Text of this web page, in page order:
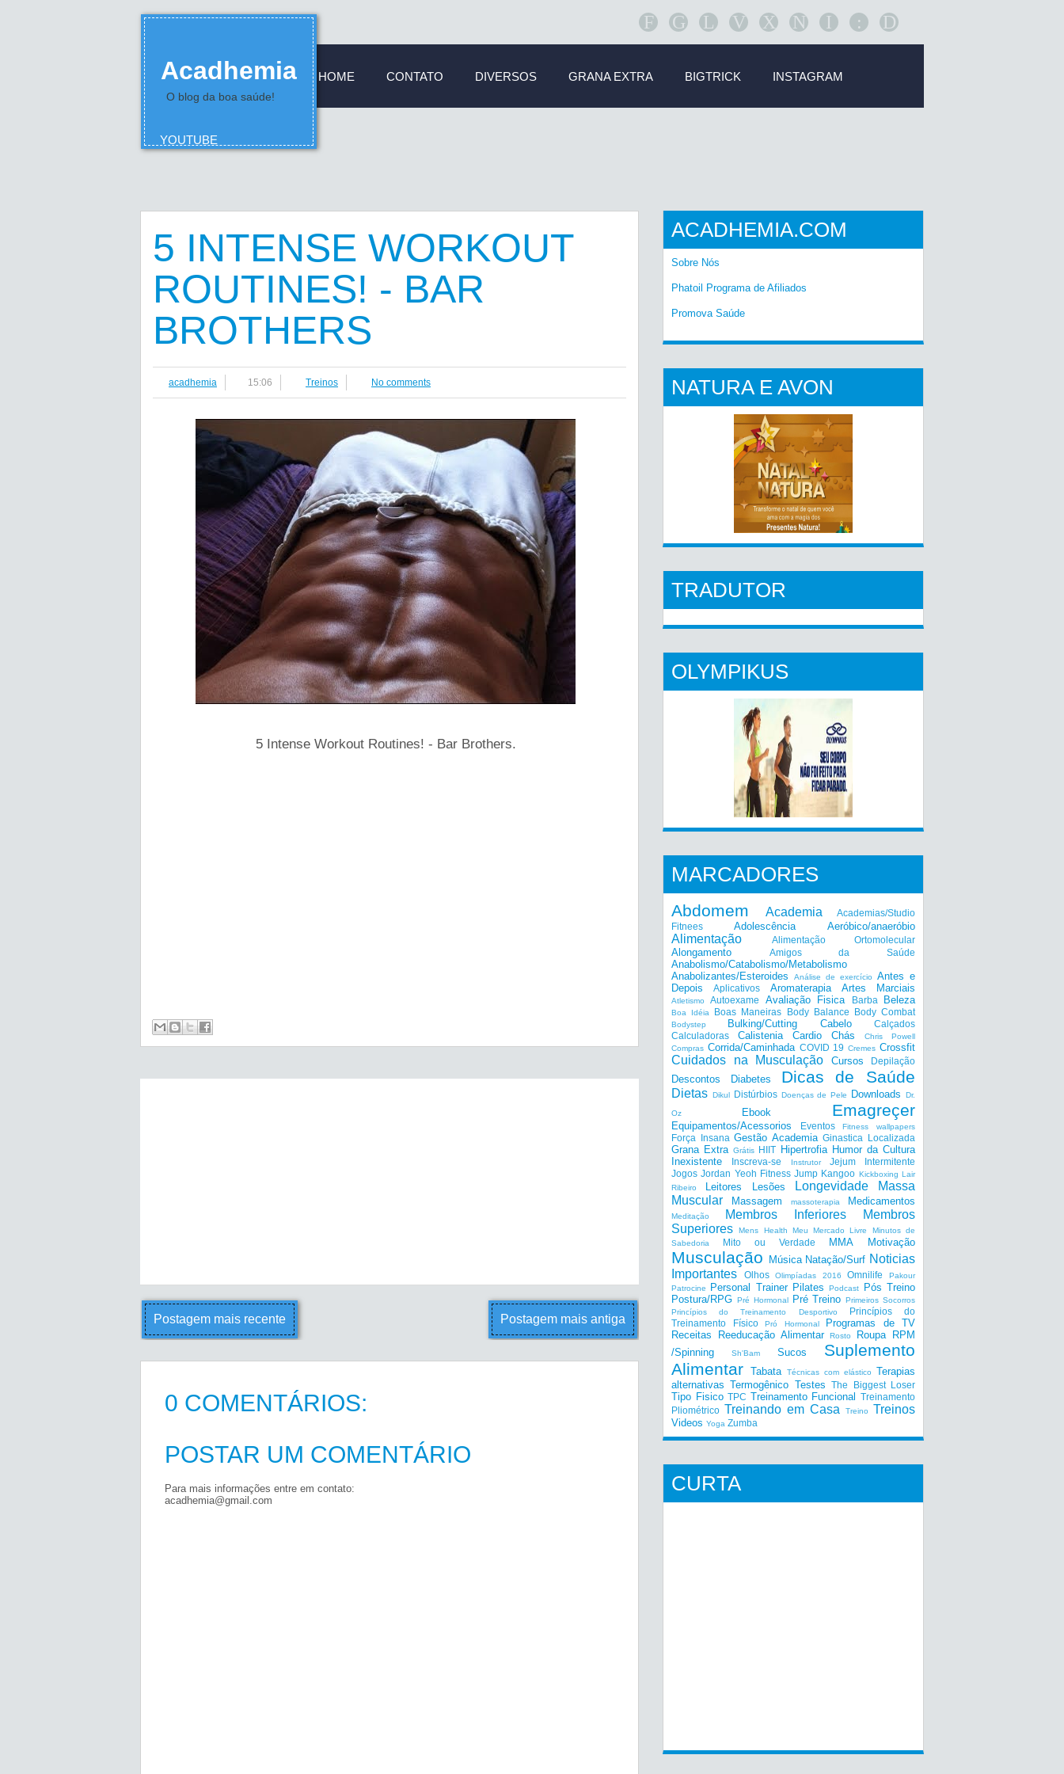
F G L V X N I : D
Acadhemia
O blog da boa saúde!
HOME CONTATO DIVERSOS GRANA EXTRA BIGTRICK INSTAGRAM
YOUTUBE
5 INTENSE WORKOUT
ROUTINES! - BAR
BROTHERS
acadhemia 15:06 Treinos No comments
5 Intense Workout Routines! - Bar Brothers.
Postagem mais recente Postagem mais antiga
0 COMENTÁRIOS:
POSTAR UM COMENTÁRIO
Para mais informações entre em contato:
acadhemia@gmail.com
ACADHEMIA.COM
Sobre Nós
Phatoil Programa de Afiliados
Promova Saúde
NATURA E AVON
TRADUTOR
OLYMPIKUS
MARCADORES
Abdomem Academia
Academias/Studio
Fitnees
Adolescência Aeróbico/anaeróbio
Alimentação Alimentação Ortomolecular
Alongamento Amigos da Saúde
Anabolismo/Catabolismo/Metabolismo
Anabolizantes/Esteroides
Análise de exercício
Antes e
Depois
Aplicativos Aromaterapia Artes Marciais
Atletismo Autoexame Avaliação Fisica Barba Beleza
Boa Idéia Boas Maneiras Body Balance Body Combat
Bodystep Bulking/Cutting Cabelo
Calçados
Calculadoras
Calistenia Cardio Chás
Chris Powell
Compras Corrida/Caminhada COVID 19 Cremes Crossfit
Cuidados na Musculação Cursos Depilação
Descontos Diabetes Dicas de Saúde
Dietas Dikul Distúrbios Doenças de Pele Downloads Dr.
Oz Ebook Emagreçer
Equipamentos/Acessorios Eventos Fitness wallpapers
Força Insana Gestão Academia Ginastica Localizada
Grana Extra Grátis HIIT Hipertrofia Humor da Cultura
Inexistente
Inscreva-se Instrutor
Jejum Intermitente
Jogos Jordan Yeoh Fitness Jump Kangoo Kickboxing Lair
Ribeiro
Leitores Lesões Longevidade
Massa
Muscular
Massagem massoterapia Medicamentos
Meditação Membros Inferiores
Membros
Superiores
Mens Health Meu Mercado Livre
Minutos de
Sabedoria
Mito ou Verdade MMA Motivação
Musculação Música Natação/Surf Noticias
Importantes
Olhos Olimpíadas 2016 Omnilife
Pakour
Patrocine
Personal Trainer Pilates Podcast
Pós Treino
Postura/RPG Pré Hormonal Pré Treino Primeiros Socorros
Princípios do Treinamento Desportivo
Princípios do
Treinamento Físico
Pró Hormonal
Programas de TV
Receitas
Reeducação Alimentar Rosto Roupa
RPM
/Spinning
Sh'Bam Sucos
Suplemento
Alimentar Tabata Técnicas com elástico
Terapias
alternativas Termogênico Testes The Biggest Loser
Tipo Fisico TPC Treinamento Funcional
Treinamento
Pliométrico Treinando em Casa Treino Treinos
Videos Yoga Zumba
CURTA